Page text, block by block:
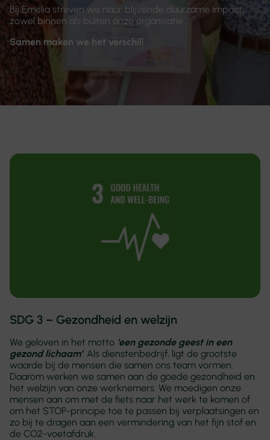
Bij Emelia streven we naar blijvende duurzame impact,
zowel binnen als buiten onze organisatie.
Samen maken we het verschil!
SDG 3 – Gezondheid en welzijn
We geloven in het motto ‘een gezonde geest in een
gezond lichaam’. Als dienstenbedrijf, ligt de grootste
waarde bij de mensen die samen ons team vormen.
Daarom werken we samen aan de goede gezondheid en
het welzijn van onze werknemers. We moedigen onze
mensen aan om met de fiets naar het werk te komen of
om het STOP-principe toe te passen bij verplaatsingen en
zo bij te dragen aan een vermindering van het fijn stof en
de CO2-voetafdruk.